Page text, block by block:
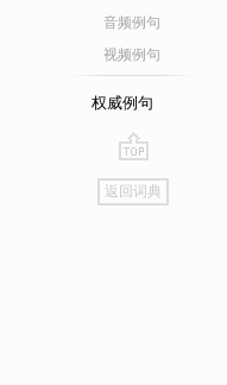
音频例句
视频例句
权威例句
go
top
返回词典